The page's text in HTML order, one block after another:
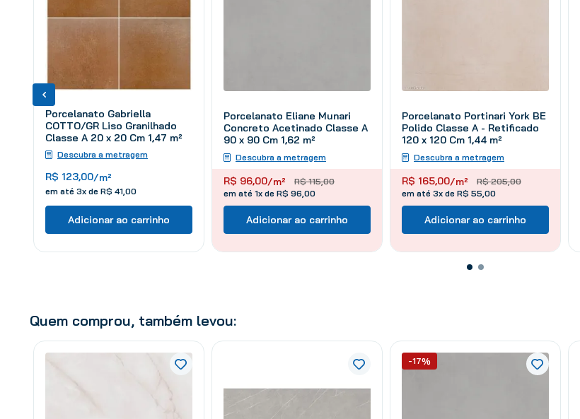
Porcelanato Gabriella
COTTO/GR Liso Granilhado
Classe A 20 x 20 Cm 1,47 m²
Descubra a metragem
R$ 123,00/m²
em até 3x de R$ 41 00
Adicionar ao carrinho
Porcelanato Eliane Munari
Concreto Acetinado Classe A
90 x 90 Cm 1,62 m²
Descubra a metragem
R$ 115,00
R$ 96,00/m²
em até 1x de R$ 96,00
Adicionar ao carrinho
Porcelanato Portinari York BE
Polido Classe A - Retificado
120 x 120 Cm 1,44 m²
Descubra a metragem
R$ 205,00
R$ 165,00/m²
em até 3x de R$ 55,00
Adicionar ao carrinho
Quem comprou, também levou:
-17%